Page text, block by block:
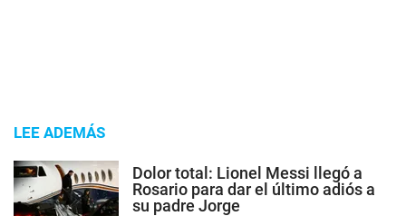
LEE ADEMÁS
Dolor total: Lionel Messi llegó a
Rosario para dar el último adiós a
su padre Jorge